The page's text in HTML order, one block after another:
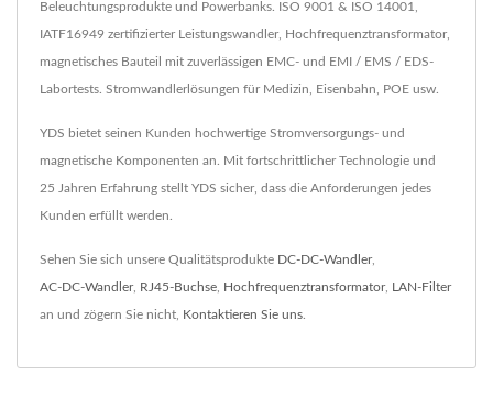
Beleuchtungsprodukte und Powerbanks. ISO 9001 & ISO 14001,
IATF16949 zertifizierter Leistungswandler, Hochfrequenztransformator,
magnetisches Bauteil mit zuverlässigen EMC- und EMI / EMS / EDS-
Labortests. Stromwandlerlösungen für Medizin, Eisenbahn, POE usw.
YDS bietet seinen Kunden hochwertige Stromversorgungs- und
magnetische Komponenten an. Mit fortschrittlicher Technologie und
25 Jahren Erfahrung stellt YDS sicher, dass die Anforderungen jedes
Kunden erfüllt werden.
Sehen Sie sich unsere Qualitätsprodukte DC-DC-Wandler,
AC-DC-Wandler, RJ45-Buchse Hochfrequenztransformator, LAN-Filter
an und zögern Sie nicht, Kontaktieren Sie uns